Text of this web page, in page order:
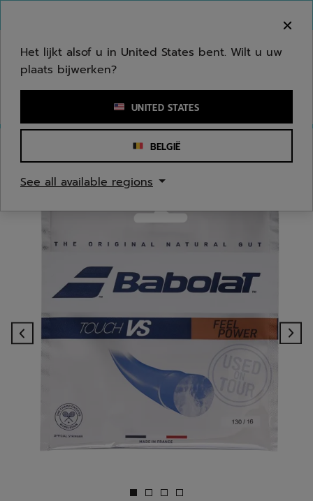
Een zoekwoord of een artikelnummer invoeren
Het lijkt alsof u in United States bent. Wilt u uw
plaats bijwerken?
UNITED STATES
BELGIË
See all available regions